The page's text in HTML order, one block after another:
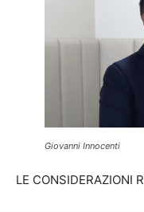
Giovanni Innocenti
LE CONSIDERAZIONI